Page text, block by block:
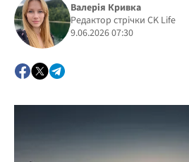
Валерія Кривка
Редактор стрічки CK Life
9.06.2026 07:30